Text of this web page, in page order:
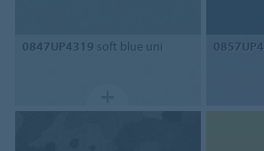
0847UP4319 soft blue uni